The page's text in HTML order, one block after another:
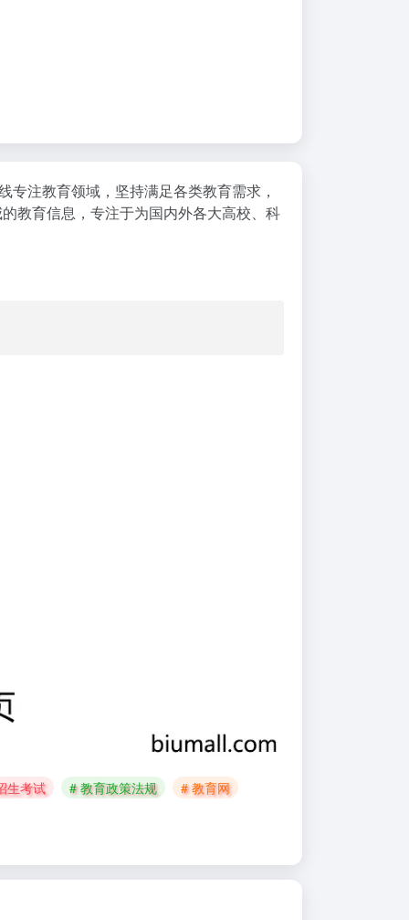
注教育领域，坚持满足各类教育需求，
教育信息，专注于为国内外各大高校、科
生考试 # 教育政策法规 # 教育网